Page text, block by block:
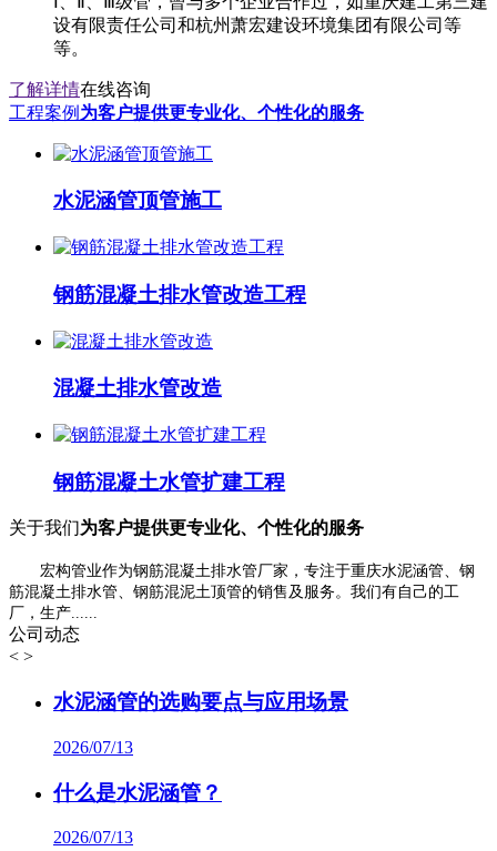
设有限责任公司和杭州萧宏建设环境集团有限公司等
等。
了解详情在线咨询
工程案例 为客户提供更专业化、个性化的服务
水泥涵管顶管施工
钢筋混凝土排水管改造工程
混凝土排水管改造
钢筋混凝土水管扩建工程
关于我们为客户提供更专业化、个性化的服务
宏构管业作为钢筋混凝土排水管厂家，专注于重庆水泥涵管、钢
筋混凝土排水管、钢筋混泥土顶管的销售及服务。我们有自己的工
厂，生产......
公司动态
< >
水泥涵管的选购要点与应用场景
2026/07/13
什么是水泥涵管？
2026/07/13